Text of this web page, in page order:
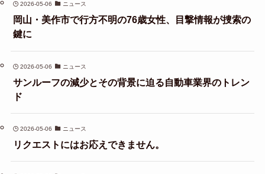
2026-05-06 ニュース
岡山・美作市で行方不明の76歳女性、目撃情報が捜索の
鍵に
2026-05-06 ニュース
サンルーフの減少とその背景に迫る自動車業界のトレン
ド
2026-05-06 ニュース
リクエストにはお応えできません。